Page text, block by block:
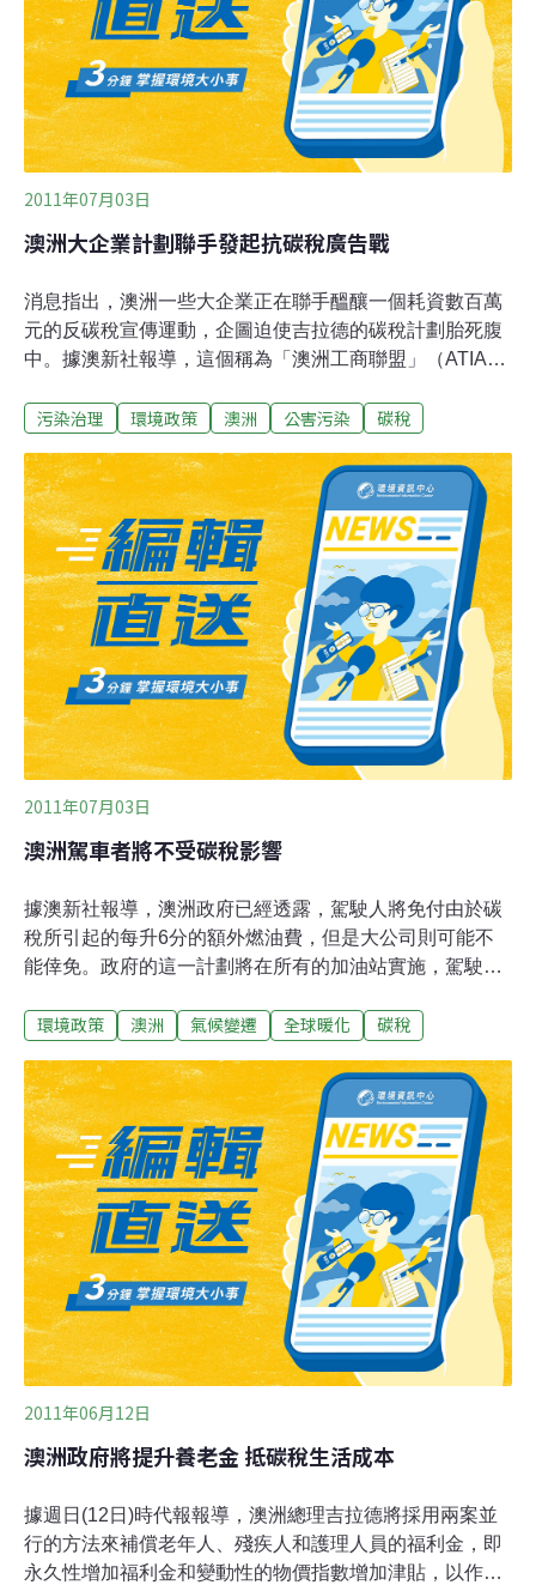
她認為這是在抵制那些對公眾的誤導。
2011年07月03日
澳洲大企業計劃聯手發起抗碳稅廣告戰
消息指出，澳洲一些大企業正在聯手醞釀一個耗資數百萬
元的反碳稅宣傳運動，企圖迫使吉拉德的碳稅計劃胎死腹
中。據澳新社報導，這個稱為「澳洲工商聯盟」（ATIA）
對碳稅的廣告傳遍全澳洲，包括電視、廣播、互聯網和社
和團體有澳洲工商會（ACCI）、澳洲礦產協會
（MCA）、澳洲食品雜貨協會（AFGC）、澳洲煤炭協會
（ACA）、塑料化工協會（PCIA）和澳洲物流協會
（ALC）。
污染治理 環境政策 澳洲 公害污染 碳稅
2011年07月03日
澳洲駕車者將不受碳稅影響
據澳新社報導，澳洲政府已經透露，駕駛人將免付由於碳
稅所引起的每升6分的額外燃油費，但是大公司則可能不
能倖免。政府的這一計劃將在所有的加油站實施，駕駛者
尚待公佈，但據信大公司可能要通過燃油計分計劃支付碳
將在幾天內公佈。新聞有限公司透露，總理吉拉德將承
諾，即使在2015年實施碳排放交易計劃，燃油也絕不會受
新稅的影響。吉拉德這一爭取澳洲中層家庭的舉措，源自
於燃料價格上漲侵蝕著家庭的預算，特別是那些需要長途
駕駛去工作的人。費爾法克斯媒體的一篇報導說，自資退
休人士將獲得聯邦政府按季補助的現金，以彌補碳稅帶來
的家庭開支增加。政府的養老金也預計將提升2.5%，對中
低等收入的退休者而言，不論單身或夫婦的養老金都將增
加。氣候變化與能源有效性部長康貝特已承諾，在碳稅政
策下，千家萬戶的生活將會更好。將於2012年
環境政策 澳洲 氣候變遷 全球暖化 碳稅
2011年06月12日
澳洲政府將提升養老金 抵碳稅生活成本
據週日(12日)時代報報導，澳洲總理吉拉德將採用兩案並
行的方法來補償老年人、殘疾人和護理人員的福利金，即
永久性增加福利金和變動性的物價指數增加津貼，以作為